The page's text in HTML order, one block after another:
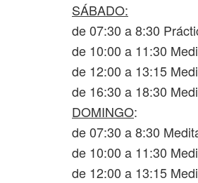
SÁBADO:
de 07:30 a 8:30
de 10:00 a 11:30
de 12:00 a 13:15
de 16:30 a 18:30
DOMINGO:
de 07:30 a 8:30
de 10:00 a 11:30
de 12:00 a 13:15